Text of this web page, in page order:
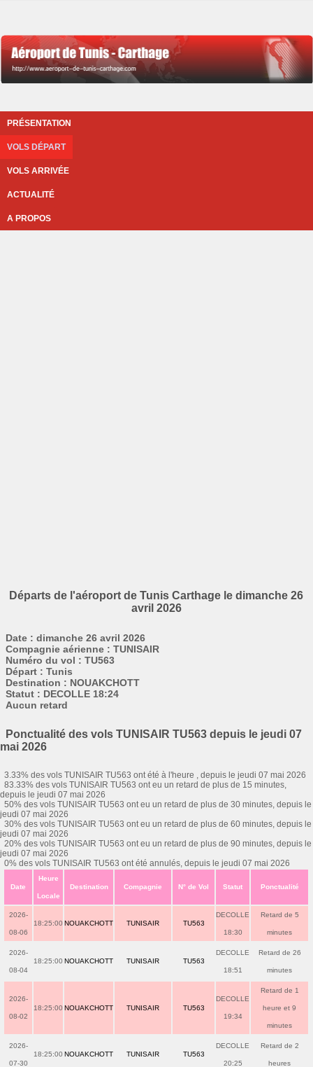
PRÉSENTATION
VOLS DÉPART
VOLS ARRIVÉE
ACTUALITÉ
A PROPOS
Départs de l'aéroport de Tunis Carthage le dimanche 26
avril 2026
Date : dimanche 26 avril 2026
Compagnie aérienne : TUNISAIR
Numéro du vol : TU563
Départ : Tunis
Destination : NOUAKCHOTT
Statut : DECOLLE 18:24
Aucun retard
Ponctualité des vols TUNISAIR TU563 depuis le jeudi 07
mai 2026
3.33% des vols TUNISAIR TU563 ont été à l'heure , depuis le jeudi 07 mai 2026
83.33% des vols TUNISAIR TU563 ont eu un retard de plus de 15 minutes,
depuis le jeudi 07 mai 2026
50% des vols TUNISAIR TU563 ont eu un retard de plus de 30 minutes, depuis le
jeudi 07 mai 2026
30% des vols TUNISAIR TU563 ont eu un retard de plus de 60 minutes, depuis le
jeudi 07 mai 2026
20% des vols TUNISAIR TU563 ont eu un retard de plus de 90 minutes, depuis le
jeudi 07 mai 2026
0% des vols TUNISAIR TU563 ont été annulés, depuis le jeudi 07 mai 2026
Date
Heure
Locale
Destination Compagnie N° de Vol Statut Ponctualité
2026-
08-06
18:25:00 NOUAKCHOTT TUNISAIR TU563
DECOLLE
18:30
Retard de 5
minutes
2026-
08-04
18:25:00 NOUAKCHOTT TUNISAIR TU563
DECOLLE
18:51
Retard de 26
minutes
2026-
08-02
18:25:00 NOUAKCHOTT TUNISAIR TU563
DECOLLE
19:34
Retard de 1
heure et 9
minutes
2026-
07-30
18:25:00 NOUAKCHOTT TUNISAIR TU563
DECOLLE
20:25
Retard de 2
heures